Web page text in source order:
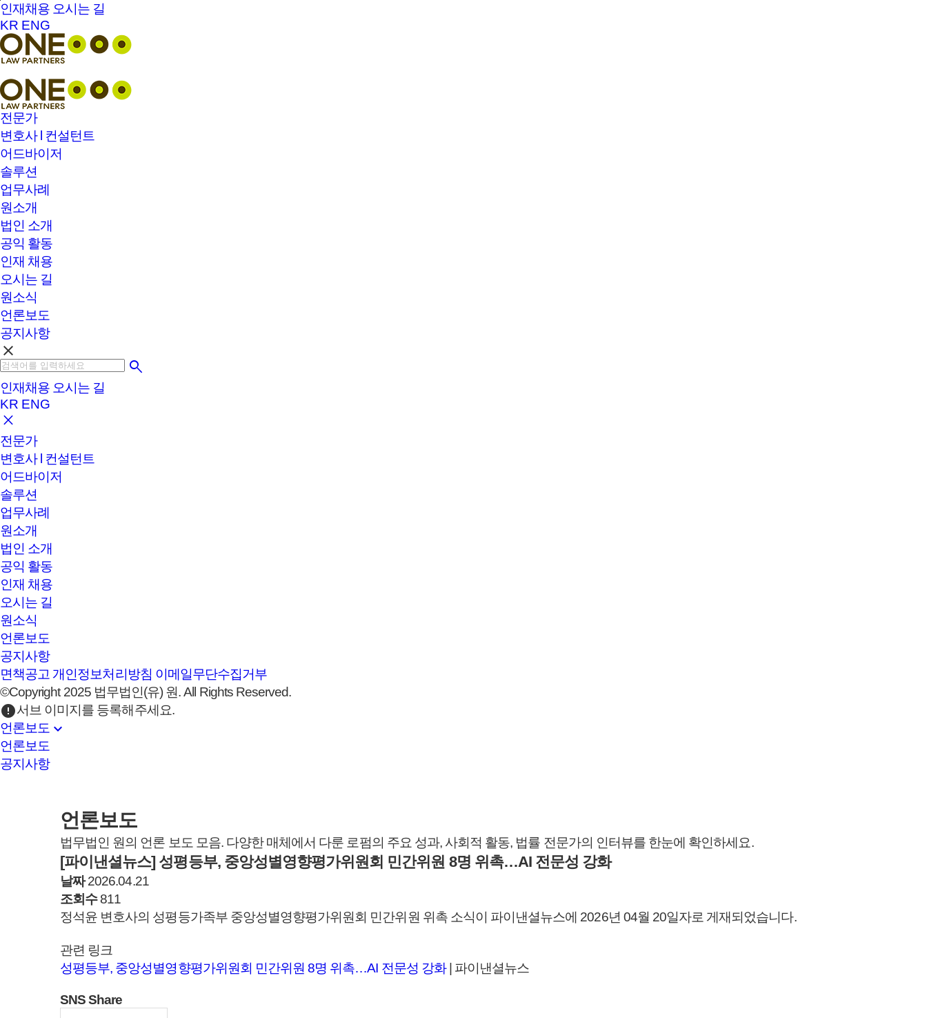
본문바로가기
인재채용 오시는 길
KR ENG
전문가
변호사 l 컨설턴트
어드바이저
솔루션
업무사례
원소개
법인 소개
공익 활동
인재 채용
오시는 길
원소식
언론보도
공지사항
clear
인재채용 오시는 길
KR ENG
전문가
변호사 l 컨설턴트
어드바이저
솔루션
업무사례
원소개
법인 소개
공익 활동
인재 채용
오시는 길
원소식
언론보도
공지사항
면책공고 개인정보처리방침 이메일무단수집거부
©Copyright 2025 법무법인(유) 원. All Rights Reserved.
error서브 이미지를 등록해주세요.
언론보도 expand_more
언론보도
공지사항
언론보도
법무법인 원의 언론 보도 모음. 다양한 매체에서 다룬 로펌의 주요 성과, 사회적 활동, 법률 전문가의 인터뷰를 한눈에 확인하세요.
[파이낸셜뉴스] 성평등부, 중앙성별영향평가위원회 민간위원 8명 위촉…AI 전문성 강화
날짜2026.04.21
조회수811
정석윤 변호사의 성평등가족부 중앙성별영향평가위원회 민간위원 위촉 소식이 파이낸셜뉴스에 2026년 04월 20일자로 게재되었습니다.
관련 링크
성평등부, 중앙성별영향평가위원회 민간위원 8명 위촉…AI 전문성 강화| 파이낸셜뉴스
SNSShare